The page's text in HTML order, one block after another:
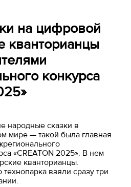
на цифровой
кванторианцы
конкурса
народные сказки в
мире — такой была главная
«CREATON 2025». В нем
кванторианцы.
технопарка взяли сразу три